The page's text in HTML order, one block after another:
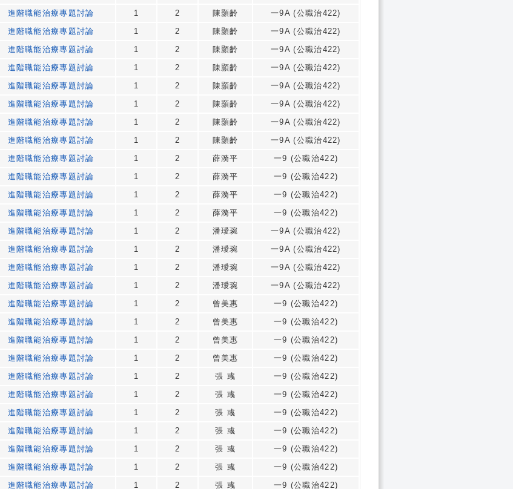
進階職能治療專題討論 1 2 陳顥齡
一9A (公職治422)
進階職能治療專題討論 1 2 陳顥齡
一9A (公職治422)
進階職能治療專題討論 1 2 陳顥齡
一9A (公職治422)
進階職能治療專題討論 1 2 陳顥齡
一9A (公職治422)
進階職能治療專題討論 1 2 陳顥齡
一9A (公職治422)
進階職能治療專題討論 1 2 陳顥齡
一9A (公職治422)
進階職能治療專題討論 1 2 陳顥齡
一9A (公職治422)
進階職能治療專題討論 1 2 陳顥齡
一9A (公職治422)
進階職能治療專題討論 1 2 薛漪平
一9 (公職治422)
進階職能治療專題討論 1 2 薛漪平
一9 (公職治422)
進階職能治療專題討論 1 2 薛漪平
一9 (公職治422)
進階職能治療專題討論 1 2 薛漪平
一9 (公職治422)
進階職能治療專題討論 1 2 潘璦琬
一9A (公職治422)
進階職能治療專題討論 1 2 潘璦琬
一9A (公職治422)
進階職能治療專題討論 1 2 潘璦琬
一9A (公職治422)
進階職能治療專題討論 1 2 潘璦琬
一9A (公職治422)
進階職能治療專題討論 1 2 曾美惠
一9 (公職治422)
進階職能治療專題討論 1 2 曾美惠
一9 (公職治422)
進階職能治療專題討論 1 2 曾美惠
一9 (公職治422)
進階職能治療專題討論 1 2 曾美惠
一9 (公職治422)
進階職能治療專題討論 1 2 張 彧
一9 (公職治422)
進階職能治療專題討論 1 2 張 彧
一9 (公職治422)
進階職能治療專題討論 1 2 張 彧
一9 (公職治422)
進階職能治療專題討論 1 2 張 彧
一9 (公職治422)
進階職能治療專題討論 1 2 張 彧
一9 (公職治422)
進階職能治療專題討論 1 2 張 彧
一9 (公職治422)
進階職能治療專題討論 1 2 張 彧 一9 (公職治422)